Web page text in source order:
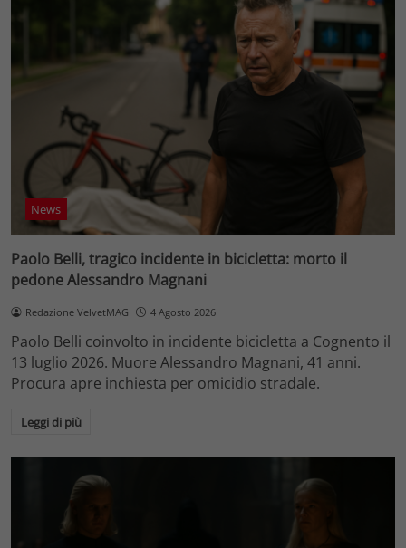
News
Paolo Belli, tragico incidente in bicicletta: morto il
pedone Alessandro Magnani
Redazione VelvetMAG 4 Agosto 2026
Paolo Belli coinvolto in incidente bicicletta a Cognento il
13 luglio 2026. Muore Alessandro Magnani, 41 anni.
Procura apre inchiesta per omicidio stradale.
Leggi di più